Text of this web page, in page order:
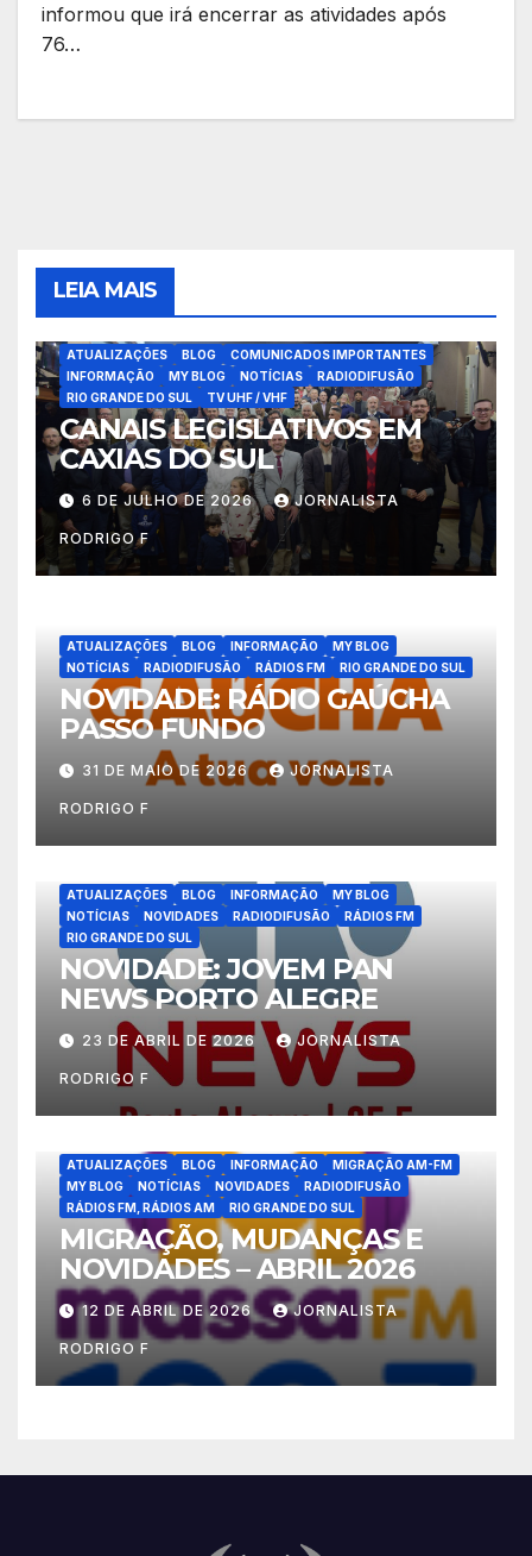
informou que irá encerrar as atividades após
76…
LEIA MAIS
ATUALIZAÇÕES BLOG
COMUNICADOS IMPORTANTES
INFORMAÇÃO
MY BLOG NOTÍCIAS
RADIODIFUSÃO
RIO GRANDE DO SUL
TV UHF / VHF
CANAIS LEGISLATIVOS EM
CAXIAS DO SUL
6 DE JULHO DE 2026 JORNALISTA
RODRIGO F
ATUALIZAÇÕES BLOG INFORMAÇÃO
MY BLOG
NOTÍCIAS
RADIODIFUSÃO RÁDIOS FM RIO GRANDE DO SUL
NOVIDADE: RÁDIO GAÚCHA
PASSO FUNDO
31 DE MAIO DE 2026 JORNALISTA
RODRIGO F
ATUALIZAÇÕES BLOG INFORMAÇÃO
MY BLOG
NOTÍCIAS
NOVIDADES RADIODIFUSÃO
RÁDIOS FM
RIO GRANDE DO SUL
NOVIDADE: JOVEM PAN
NEWS PORTO ALEGRE
23 DE ABRIL DE 2026 JORNALISTA
RODRIGO F
ATUALIZAÇÕES BLOG INFORMAÇÃO
MIGRAÇÃO AM-FM
MY BLOG
NOTÍCIAS NOVIDADES
RADIODIFUSÃO
RÁDIOS FM, RÁDIOS AM
RIO GRANDE DO SUL
MIGRAÇÃO, MUDANÇAS E
NOVIDADES – ABRIL 2026
12 DE ABRIL DE 2026 JORNALISTA
RODRIGO F